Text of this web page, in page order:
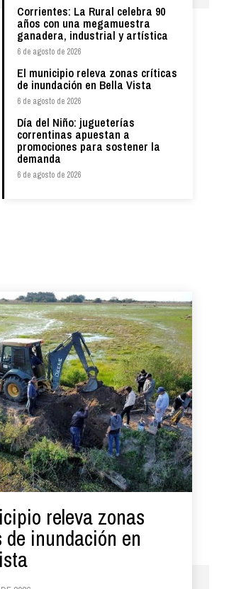
Corrientes: La Rural celebra 90
años con una megamuestra
ganadera, industrial y artística
6 de agosto de 2026
El municipio releva zonas críticas
de inundación en Bella Vista
6 de agosto de 2026
Día del Niño: jugueterías
correntinas apuestan a
promociones para sostener la
demanda
6 de agosto de 2026
releva zonas
inundación en